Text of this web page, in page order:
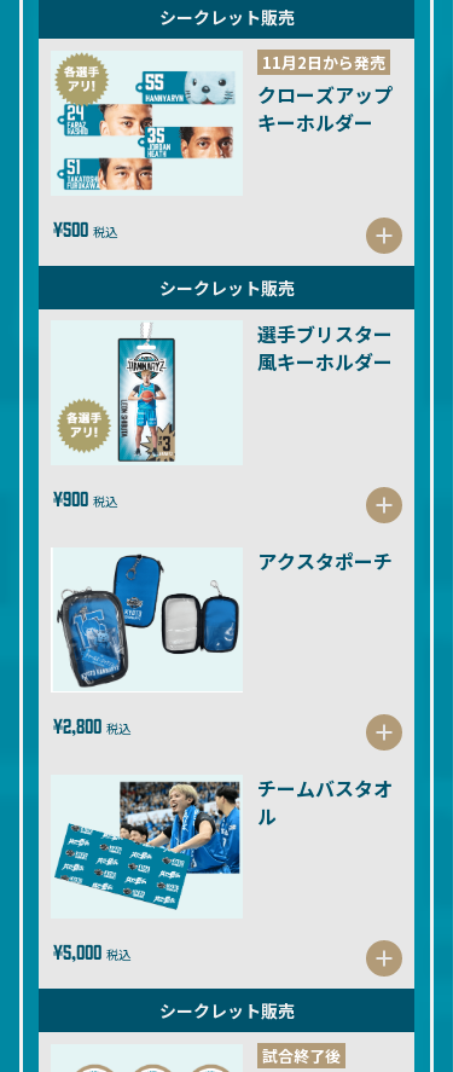
シークレット販売
11月2日から発売
クローズアップ
キーホルダー
¥500 税込
シークレット販売
選手ブリスター
風キーホルダー
¥900 税込
アクスタポーチ
¥2,800 税込
チームバスタオ
ル
¥5,000 税込
シークレット販売
試合終了後